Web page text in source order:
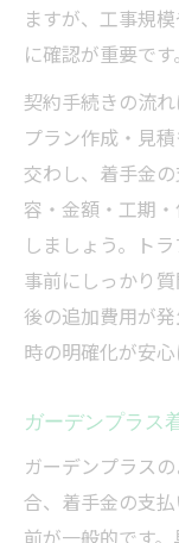
ますが、工事規
に確認が重要です。
契約手続きの流
プラン作成・見
交わし、着手金
容・金額・工期
しましょう。ト
事前にしっかり
後の追加費用が
時の明確化が安心
ガーデンプラス
ガーデンプラス
合、着手金の支
前が一般的です